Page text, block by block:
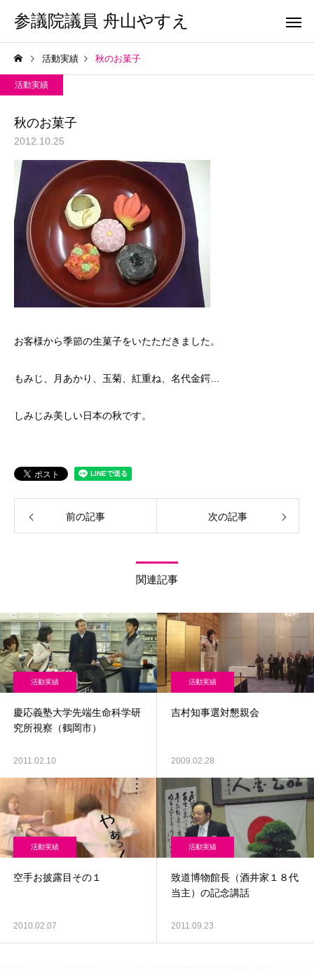
参議院議員 舟山やすえ
活動実績 秋のお菓子
活動実績
秋のお菓子
2012.10.25
お客様から季節の生菓子をいたただきました。
もみじ、月あかり、玉菊、紅重ね、名代金鍔…
しみじみ美しい日本の秋です。
前の記事 次の記事
関連記事
活動実績
慶応義塾大学先端生命科学研
究所視察（鶴岡市）
2011.02.10
活動実績
吉村知事選対懇親会
2009.02.28
活動実績
空手お披露目その１
2010.02.07
活動実績
致道博物館長（酒井家１８代
当主）の記念講話
2011.09.23